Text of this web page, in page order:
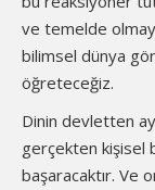
ve temelde
bilimsel dünya
öğreteceğiz.
Dinin devletten
gerçekten kişisel
başaracaktır. Ve